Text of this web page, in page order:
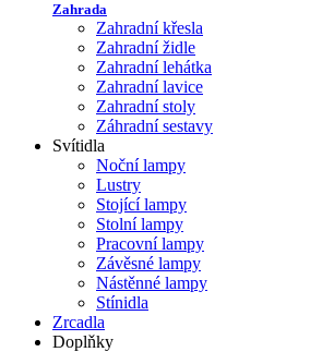
Zahrada
Zahradní křesla
Zahradní židle
Zahradní lehátka
Zahradní lavice
Zahradní stoly
Záhradní sestavy
Svítidla
Noční lampy
Lustry
Stojící lampy
Stolní lampy
Pracovní lampy
Závěsné lampy
Nástěnné lampy
Stínidla
Zrcadla
Doplňky